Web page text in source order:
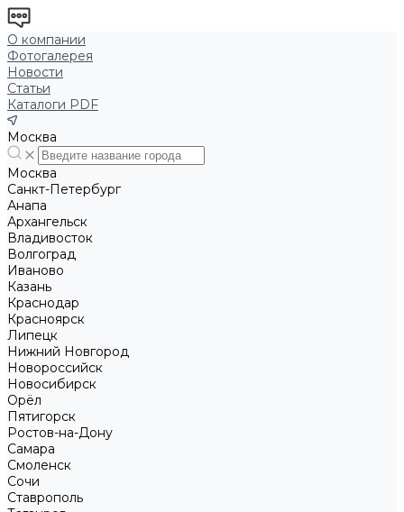
О компании
Фотогалерея
Новости
Статьи
Каталоги PDF
Москва
Москва
Санкт-Петербург
Анапа
Архангельск
Владивосток
Волгоград
Иваново
Казань
Краснодар
Красноярск
Липецк
Нижний Новгород
Новороссийск
Новосибирск
Орёл
Пятигорск
Ростов-на-Дону
Самара
Смоленск
Сочи
Ставрополь